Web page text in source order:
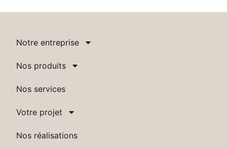
Notre entreprise
Nos produits
Nos services
Votre projet
Nos réalisations